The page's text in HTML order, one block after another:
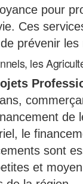
pour
Ces
prévenir les
les
de
le
sont
et